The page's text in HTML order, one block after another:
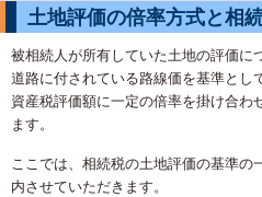
土地評価の倍率方式と相
被相続人が所有していた土地の評価に
道路に付されている路線価を基準とし
資産税評価額に一定の倍率を掛け合わ
ます。
ここでは、相続税の土地評価の基準の
内させていただきます。